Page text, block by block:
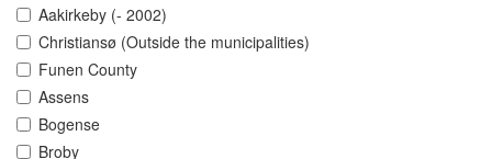
Aakirkeby (- 2002)
Christiansø (Outside the municipalities)
Funen County
Assens
Bogense
Broby